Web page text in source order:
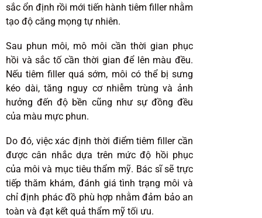
sắc ổn định rồi mới tiến hành tiêm filler nhằm
tạo độ căng mọng tự nhiên.
Sau phun môi, mô môi cần thời gian phục
hồi và sắc tố cần thời gian để lên màu đều.
Nếu tiêm filler quá sớm, môi có thể bị sưng
kéo dài, tăng nguy cơ nhiễm trùng và ảnh
hưởng đến độ bền cũng như sự đồng đều
của màu mực phun.
Do đó, việc xác định thời điểm tiêm filler cần
được cân nhắc dựa trên mức độ hồi phục
của môi và mục tiêu thẩm mỹ. Bác sĩ sẽ trực
tiếp thăm khám, đánh giá tình trạng môi và
chỉ định phác đồ phù hợp nhằm đảm bảo an
toàn và đạt kết quả thẩm mỹ tối ưu.